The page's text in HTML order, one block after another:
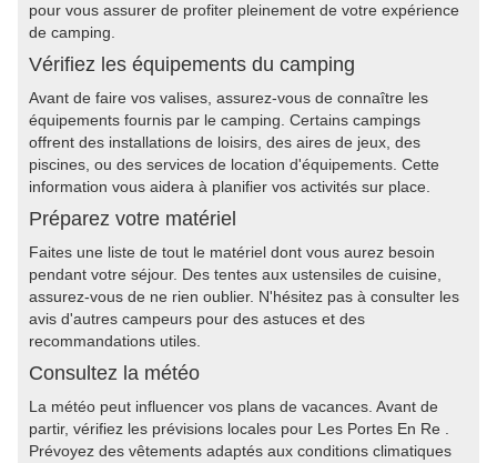
pour vous assurer de profiter pleinement de votre expérience
de camping.
Vérifiez les équipements du camping
Avant de faire vos valises, assurez-vous de connaître les
équipements fournis par le camping. Certains campings
offrent des installations de loisirs, des aires de jeux, des
piscines, ou des services de location d'équipements. Cette
information vous aidera à planifier vos activités sur place.
Préparez votre matériel
Faites une liste de tout le matériel dont vous aurez besoin
pendant votre séjour. Des tentes aux ustensiles de cuisine,
assurez-vous de ne rien oublier. N'hésitez pas à consulter les
avis d'autres campeurs pour des astuces et des
recommandations utiles.
Consultez la météo
La météo peut influencer vos plans de vacances. Avant de
partir, vérifiez les prévisions locales pour Les Portes En Re .
Prévoyez des vêtements adaptés aux conditions climatiques